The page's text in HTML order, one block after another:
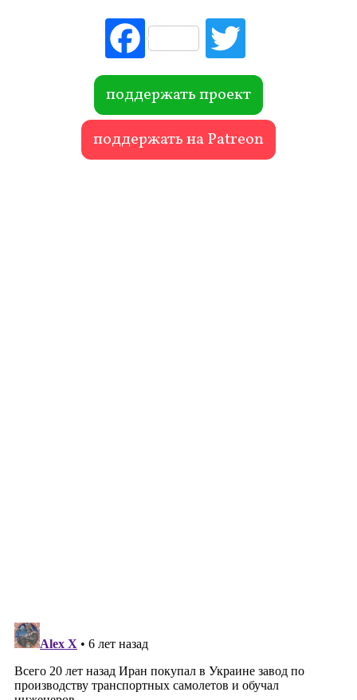
Fac
ebo
ok r
поддержать проект
поддержать на Patreon